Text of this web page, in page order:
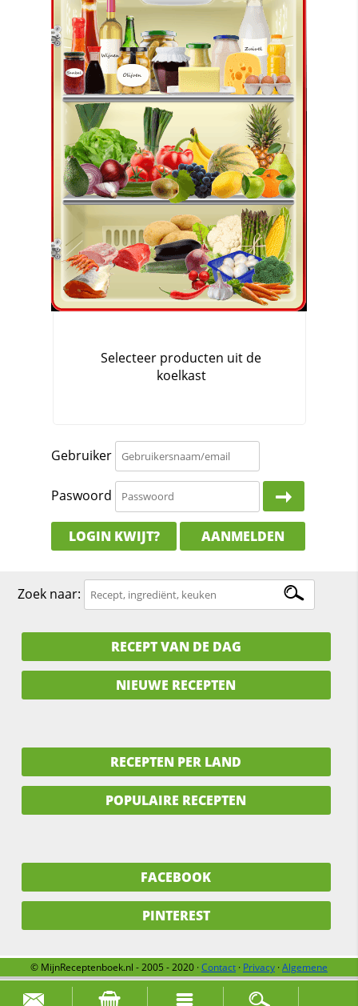
Zoek naar:
Gebruiker
Paswoord
LOGIN KWIJT? AANMELDEN
Zoek naar:
RECEPT VAN DE DAG
NIEUWE RECEPTEN
RECEPTEN PER LAND
POPULAIRE RECEPTEN
FACEBOOK
PINTEREST
© MijnReceptenboek.nl - 2005 - 2020 ·Contact · Privacy ·Algemene
voorwaarden
Over ons